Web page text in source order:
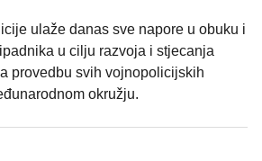
ulaže danas sve napore u obuku i
u cilju razvoja i stjecanja
provedbu svih vojnopolicijskih
okružju.